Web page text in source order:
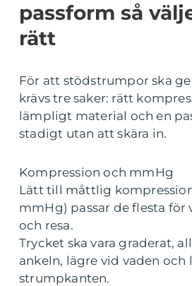
passform så
rätt
För att stödstrumpor ska
krävs tre saker: rätt
lämpligt material och en
stadigt utan att skära in.
Kompression och mmHg
Lätt till måttlig kompression
mmHg) passar de flesta för
och resa.
Trycket ska vara graderat,
ankeln, lägre vid vaden och
strumpkanten.